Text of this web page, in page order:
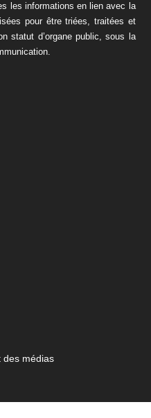
les informations en lien avec la
pour être triées, traitées et
statut d’organe public, sous la
des médias